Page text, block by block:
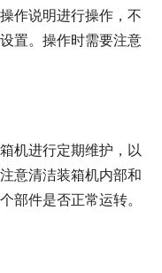
作说明进行操作，不
置。操作时需要注意
机进行定期维护，以
意清洁装箱机内部和
部件是否正常运转。